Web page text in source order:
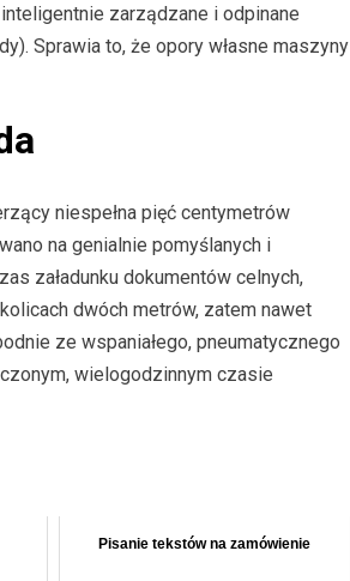
zarządzane i odpinane
Sprawia to, że opory własne maszyny
niespełna pięć centymetrów
na genialnie pomyślanych i
załadunku dokumentów celnych,
dwóch metrów, zatem nawet
ze wspaniałego, pneumatycznego
wielogodzinnym czasie
Pisanie tekstów na zamówienie